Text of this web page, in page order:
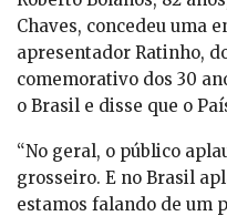
Chaves, concedeu uma
apresentador Ratinho,
comemorativo dos 30
o Brasil e disse que o
“No geral, o público
grosseiro. E no Brasil
estamos falando de um